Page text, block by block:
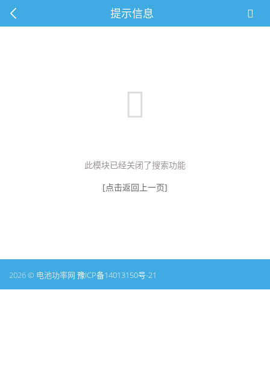
提示信息
此模块已经关闭了搜索功能
[点击返回上一页]
2026 © 电池功率网 豫ICP备14013150号-21